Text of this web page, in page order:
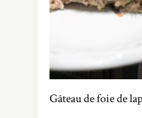
Gâteau de foie de